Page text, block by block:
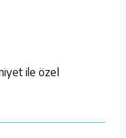
ile özel